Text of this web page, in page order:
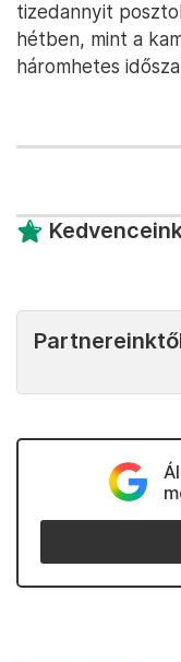
tizedannyit
hétben, mint a
háromhetes